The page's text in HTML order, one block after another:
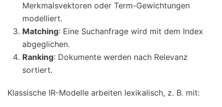
Merkmalsvektoren oder Term-Gewichtungen
modelliert.
Matching: Eine Suchanfrage wird mit dem Index
abgeglichen.
Ranking: Dokumente werden nach Relevanz
sortiert.
Klassische IR-Modelle arbeiten lexikalisch, z. B. mit: